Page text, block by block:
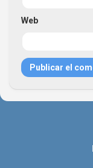
Web